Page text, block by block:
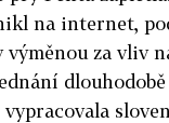
na internet,
za vliv